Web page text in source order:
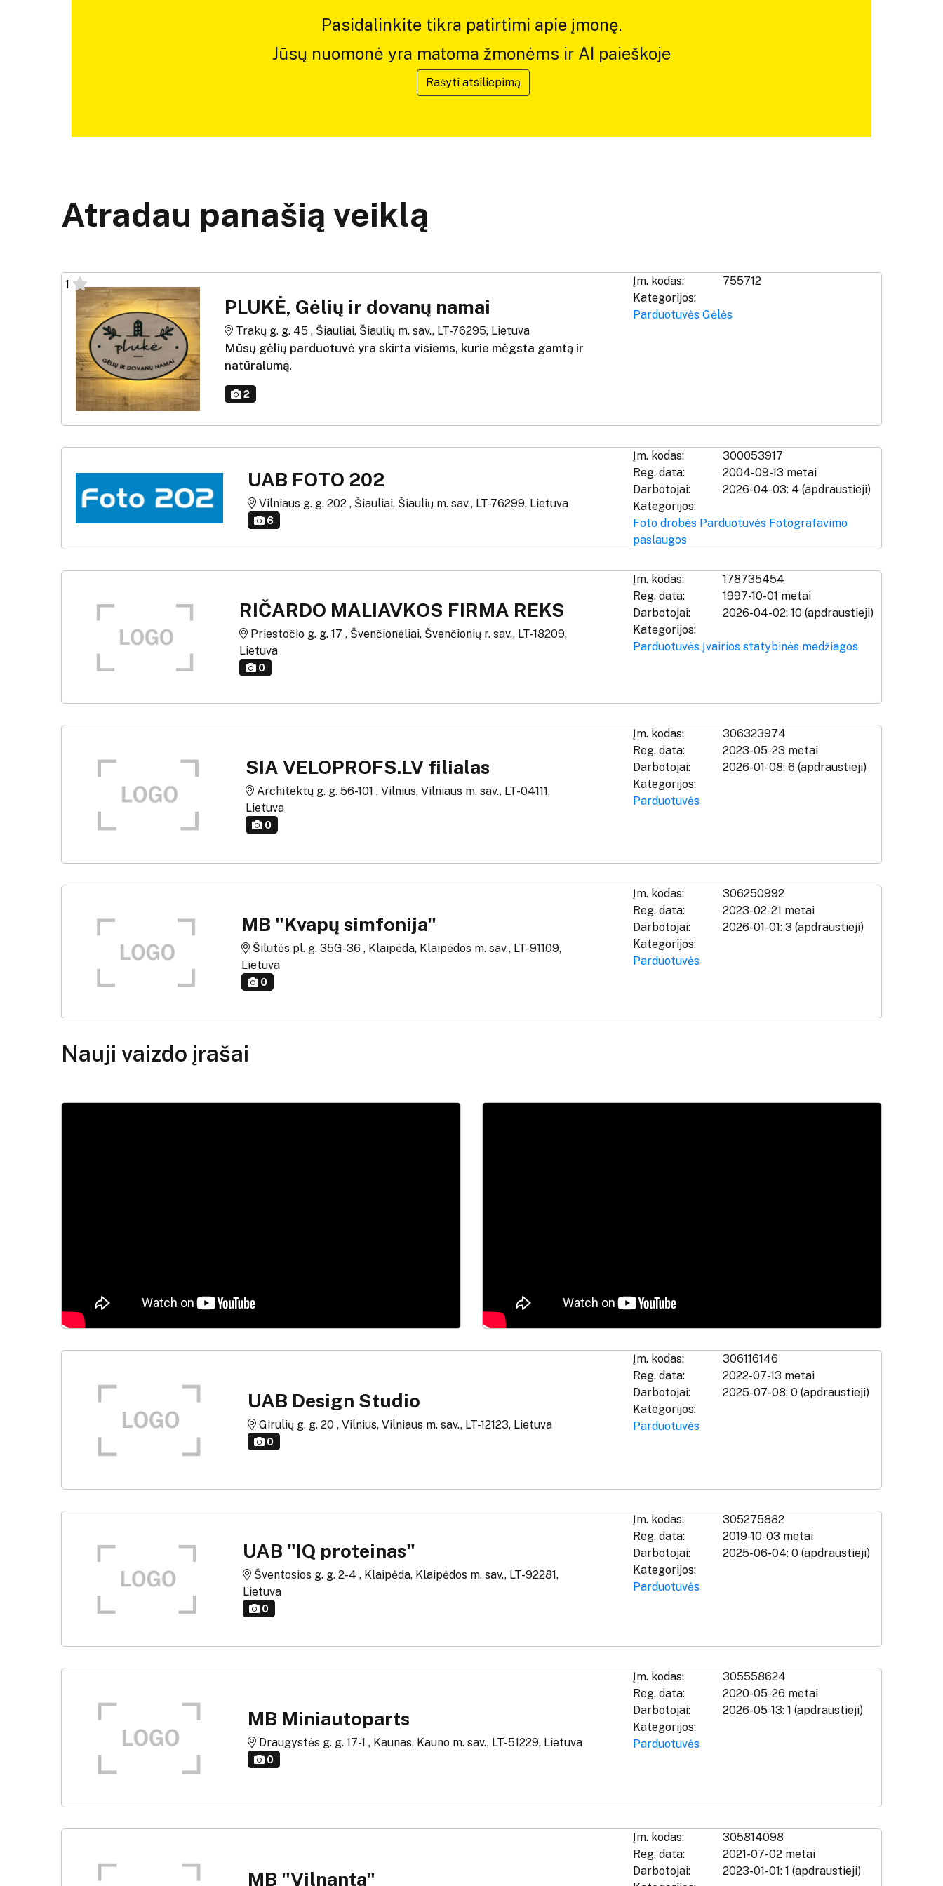
Pasidalinkite tikra patirtimi apie įmonę.
Jūsų nuomonė yra matoma žmonėms ir AI paieškoje
Rašyti atsiliepimą
Atradau panašią veiklą
1
PLUKĖ, Gėlių ir dovanų namai
Trakų g. g. 45 , Šiauliai, Šiaulių m. sav., LT-76295, Lietuva
Mūsų gėlių parduotuvė yra skirta visiems, kurie mėgsta gamtą ir
natūralumą.
2
Įm. kodas:
755712
Kategorijos:
Parduotuvės Gėlės
UAB FOTO 202
Vilniaus g. g. 202 , Šiauliai, Šiaulių m. sav., LT-76299, Lietuva
6
Įm. kodas:
300053917
Reg. data:
2004-09-13 metai
Darbotojai:
2026-04-03: 4 (apdraustieji)
Kategorijos:
Foto drobės Parduotuvės Fotografavimo
paslaugos
RIČARDO MALIAVKOS FIRMA REKS
Priestočio g. g. 17 , Švenčionėliai, Švenčionių r. sav., LT-18209,
Lietuva
0
Įm. kodas:
178735454
Reg. data:
1997-10-01 metai
Darbotojai:
2026-04-02: 10 (apdraustieji)
Kategorijos:
Parduotuvės Įvairios statybinės medžiagos
SIA VELOPROFS.LV filialas
Architektų g. g. 56-101 , Vilnius, Vilniaus m. sav., LT-04111,
Lietuva
0
Įm. kodas:
306323974
Reg. data:
2023-05-23 metai
Darbotojai:
2026-01-08: 6 (apdraustieji)
Kategorijos:
Parduotuvės
MB "Kvapų simfonija"
Šilutės pl. g. 35G-36 , Klaipėda, Klaipėdos m. sav., LT-91109,
Lietuva
0
Įm. kodas:
306250992
Reg. data:
2023-02-21 metai
Darbotojai:
2026-01-01: 3 (apdraustieji)
Kategorijos:
Parduotuvės
Nauji vaizdo įrašai
UAB Design Studio
Girulių g. g. 20 , Vilnius, Vilniaus m. sav., LT-12123, Lietuva
0
Įm. kodas:
306116146
Reg. data:
2022-07-13 metai
Darbotojai:
2025-07-08: 0 (apdraustieji)
Kategorijos:
Parduotuvės
UAB "IQ proteinas"
Šventosios g. g. 2-4 , Klaipėda, Klaipėdos m. sav., LT-92281,
Lietuva
0
Įm. kodas:
305275882
Reg. data:
2019-10-03 metai
Darbotojai:
2025-06-04: 0 (apdraustieji)
Kategorijos:
Parduotuvės
MB Miniautoparts
Draugystės g. g. 17-1 , Kaunas, Kauno m. sav., LT-51229, Lietuva
0
Įm. kodas:
305558624
Reg. data:
2020-05-26 metai
Darbotojai:
2026-05-13: 1 (apdraustieji)
Kategorijos:
Parduotuvės
MB "Vilnanta"
Įm. kodas:
305814098
Reg. data:
2021-07-02 metai
Darbotojai:
2023-01-01: 1 (apdraustieji)